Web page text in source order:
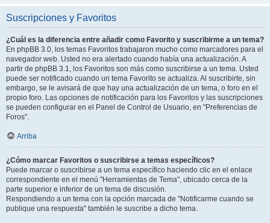
Suscripciones y Favoritos
¿Cuál es la diferencia entre añadir como Favorito y suscribirme a un tema?
En phpBB 3.0, los temas Favoritos trabajaron mucho como marcadores para el
navegador web. Usted no era alertado cuando había una actualización. A
partir de phpBB 3.1, los Favoritos son más como suscribirse a un tema. Usted
puede ser notificado cuando un tema Favorito se actualiza. Al suscribirte, sin
embargo, se le avisará de que hay una actualización de un tema, o foro en el
propio foro. Las opciones de notificación para los Favoritos y las suscripciones
se pueden configurar en el Panel de Control de Usuario, en "Preferencias de
Foros".
Arriba
¿Cómo marcar Favoritos o suscribirse a temas específicos?
Puede marcar o suscribirse a un tema específico haciendo clic en el enlace
correspondiente en el menú "Herramientas de Tema", ubicado cerca de la
parte superior e inferior de un tema de discusión.
Respondiendo a un tema con la opción marcada de "Notificarme cuando se
publique una respuesta" también le suscribe a dicho tema.